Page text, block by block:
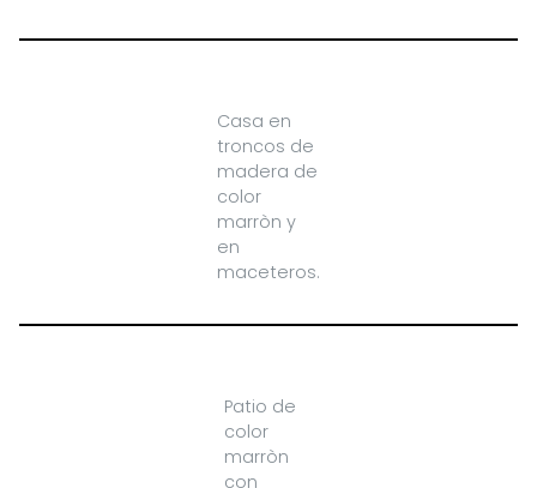
Casa en
troncos de
madera de
color
marròn y
en
maceteros.
Patio de
color
marròn
con